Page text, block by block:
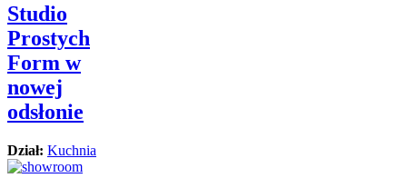
Studio
Prostych
Form w
nowej
odsłonie
Dział: Kuchnia